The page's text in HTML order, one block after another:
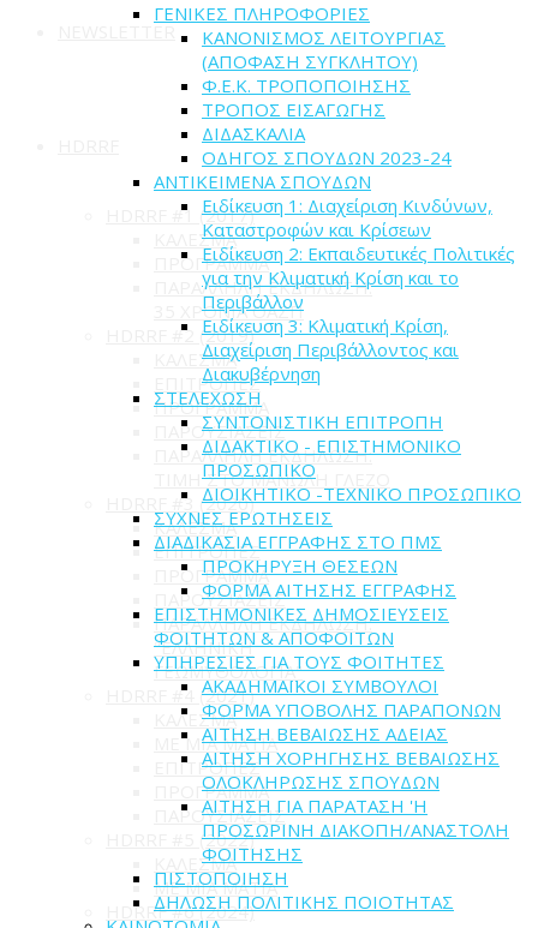
HDRRF #1 (2017)
ΚΑΛΕΣΜΑ
ΠΡΟΓΡΑΜΜΑ
ΠΑΡΑΛΛΗΛΗ ΕΚΔΗΛΩΣΗ:
35 ΧΡΟΝΙΑ ΟΑΣΠ
HDRRF #2 (2019)
ΚΑΛΕΣΜΑ
ΕΠΙΤΡΟΠΕΣ
ΠΡΟΓΡΑΜΜΑ
ΠΑΡΟΥΣΙΑΣΕΙΣ
ΠΑΡΑΛΛΗΛΗ ΕΚΔΗΛΩΣΗ:
ΤΙΜΗ ΣΤΟ ΜΑΝΩΛΗ ΓΛΕΖΟ
HDRRF #3 (2020)
ΚΑΛΕΣΜΑ
ΕΠΙΤΡΟΠΕΣ
ΠΡΟΓΡΑΜΜΑ
ΠΑΡΟΥΣΙΑΣΕΙΣ
ΠΑΡΑΛΛΗΛΗ ΕΚΔΗΛΩΣΗ:
"ΕΛΛΗΝΙΚΗ
ΓΕΩΜΥΘΟΛΟΓΙΑ"
HDRRF #4 (2021)
ΚΑΛΕΣΜΑ
ME MIA MATIA
ΕΠΙΤΡΟΠΕΣ
ΠΡΟΓΡΑΜΜΑ
ΠΑΡΟΥΣΙΑΣΕΙΣ
HDRRF #5 (2022)
ΚΑΛΕΣΜΑ
ME MIA MATIA
HDRRF #6 (2024)
ΓΕΝΙΚΕΣ ΠΛΗΡΟΦΟΡΙΕΣ
ΚΑΝΟΝΙΣΜΟΣ ΛΕΙΤΟΥΡΓΙΑΣ
(ΑΠΟΦΑΣΗ ΣΥΓΚΛΗΤΟΥ)
Φ.Ε.Κ. ΤΡΟΠΟΠΟΙΗΣΗΣ
ΤΡΟΠΟΣ ΕΙΣΑΓΩΓΗΣ
ΔΙΔΑΣΚΑΛΙΑ
ΟΔΗΓΟΣ ΣΠΟΥΔΩΝ 2023-24
ΑΝΤΙΚΕΙΜΕΝΑ ΣΠΟΥΔΩΝ
Ειδίκευση 1: Διαχείριση Κινδύνων,
Καταστροφών και Κρίσεων
Ειδίκευση 2: Εκπαιδευτικές Πολιτικές
για την Κλιματική Κρίση και το
Περιβάλλον
Ειδίκευση 3: Κλιματική Κρίση,
Διαχείριση Περιβάλλοντος και
Διακυβέρνηση
ΣΤΕΛΕΧΩΣΗ
ΣΥΝΤΟΝΙΣΤΙΚΗ ΕΠΙΤΡΟΠΗ
ΔΙΔΑΚΤΙΚΟ - ΕΠΙΣΤΗΜΟΝΙΚΟ
ΠΡΟΣΩΠΙΚΟ
ΔΙΟΙΚΗΤΙΚΟ -ΤΕΧΝΙΚΟ ΠΡΟΣΩΠΙΚΟ
ΣΥΧΝΕΣ ΕΡΩΤΗΣΕΙΣ
ΔΙΑΔΙΚΑΣΙΑ ΕΓΓΡΑΦΗΣ ΣΤΟ ΠΜΣ
ΠΡΟΚΗΡΥΞΗ ΘΕΣΕΩΝ
ΦΟΡΜΑ ΑΙΤΗΣΗΣ ΕΓΓΡΑΦΗΣ
ΕΠΙΣΤΗΜΟΝΙΚΕΣ ΔΗΜΟΣΙΕΥΣΕΙΣ
ΦΟΙΤΗΤΩΝ & ΑΠΟΦΟΙΤΩΝ
ΥΠΗΡΕΣΙΕΣ ΓΙΑ ΤΟΥΣ ΦΟΙΤΗΤΕΣ
ΑΚΑΔΗΜΑΪΚΟΙ ΣΥΜΒΟΥΛΟΙ
ΦΟΡΜΑ ΥΠΟΒΟΛΗΣ ΠΑΡΑΠΟΝΩΝ
ΑΙΤΗΣΗ ΒΕΒΑΙΩΣΗΣ ΑΔΕΙΑΣ
ΑΙΤΗΣΗ ΧΟΡΗΓΗΣΗΣ ΒΕΒΑΙΩΣΗΣ
ΟΛΟΚΛΗΡΩΣΗΣ ΣΠΟΥΔΩΝ
ΑΙΤΗΣΗ ΓΙΑ ΠΑΡΑΤΑΣΗ 'Η
ΠΡΟΣΩΡΙΝΗ ΔΙΑΚΟΠΗ/ΑΝΑΣΤΟΛΗ
ΦΟΙΤΗΣΗΣ
ΠΙΣΤΟΠΟΙΗΣΗ
ΔΗΛΩΣΗ ΠΟΛΙΤΙΚΗΣ ΠΟΙΟΤΗΤΑΣ